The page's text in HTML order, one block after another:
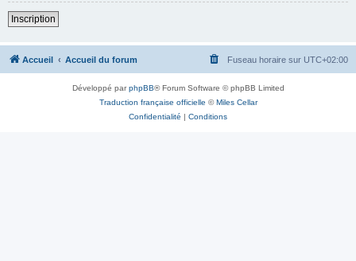
Inscription
Accueil Accueil du forum Fuseau horaire sur UTC+02:00
Développé parphpBB® Forum Software © phpBB Limited
Traduction française officielle ©Miles Cellar
Confidentialité | Conditions